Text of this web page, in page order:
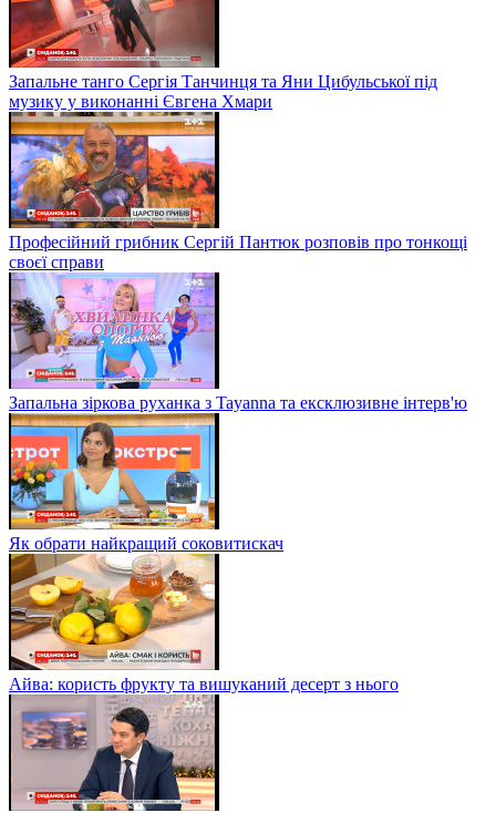
Запальне танго Сергія Танчинця та Яни Цибульської під
музику у виконанні Євгена Хмари
Професійний грибник Сергій Пантюк розповів про тонкощі
своєї справи
Запальна зіркова руханка з Tayanna та ексклюзивне інтерв'ю
Як обрати найкращий соковитискач
Айва: користь фрукту та вишуканий десерт з нього